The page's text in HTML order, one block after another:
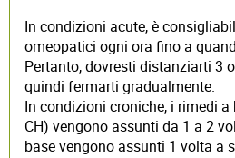
In condizioni acute, è
omeopatici ogni ora fino a
Pertanto, dovresti distanziarti 3
quindi fermarti gradualmente.
In condizioni croniche, i rimedi
CH) vengono assunti da 1 a 2
base vengono assunti 1 volta a